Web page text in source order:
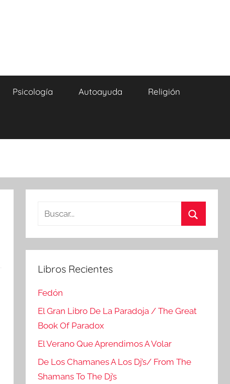
Psicología Autoayuda Religión
Buscar:
Libros Recientes
Fedón
El Gran Libro De La Paradoja / The Great
Book Of Paradox
El Verano Que Aprendimos A Volar
De Los Chamanes A Los Dj’s/ From The
Shamans To The Dj’s